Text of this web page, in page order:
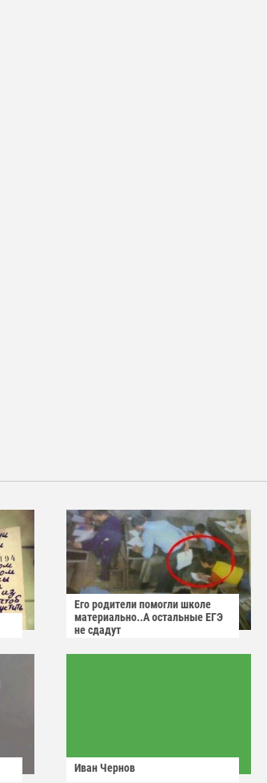
Его родители помогли школе
материально..А остальные ЕГЭ
не сдадут
Иван Чернов